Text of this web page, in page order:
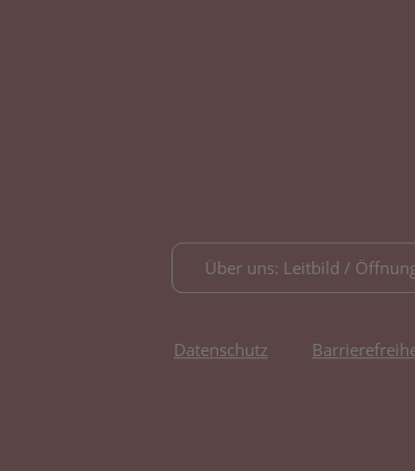
Über uns: Leitbild /
Datenschutz